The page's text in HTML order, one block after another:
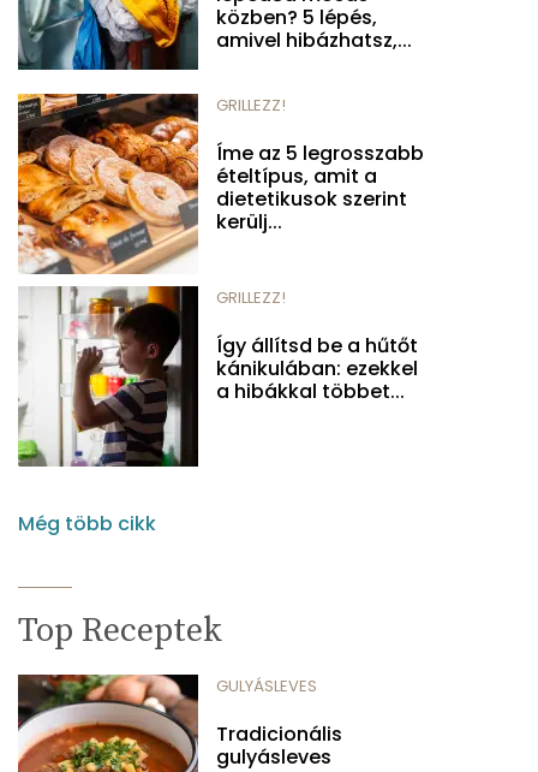
közben? 5 lépés,
amivel hibázhatsz,...
GRILLEZZ!
Íme az 5 legrosszabb
ételtípus, amit a
dietetikusok szerint
kerülj...
GRILLEZZ!
Így állítsd be a hűtőt
kánikulában: ezekkel
a hibákkal többet...
Még több cikk
Top Receptek
GULYÁSLEVES
Tradicionális
gulyásleves